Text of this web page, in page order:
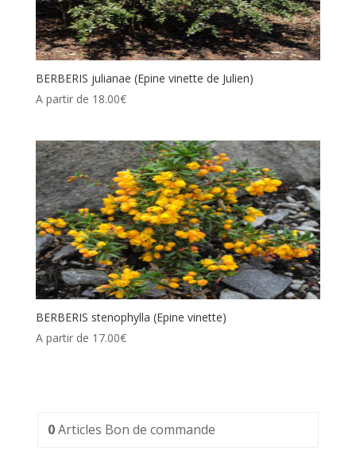
BERBERIS julianae (Epine vinette de Julien)
A partir de 18.00€
BERBERIS stenophylla (Epine vinette)
A partir de 17.00€
0Articles Bon de commande